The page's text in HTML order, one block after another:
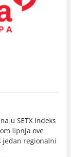
u SETX indeks
lipnja ove
jedan regionalni